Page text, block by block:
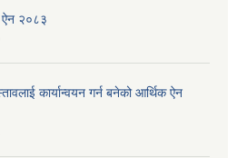
ऐन २०८३
कार्यान्वयन गर्न बनेको आर्थिक ऐन